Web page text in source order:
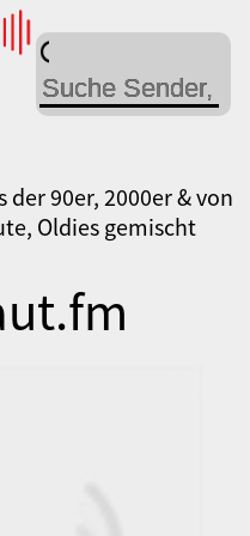
---
der 90er, 2000er & von
Oldies gemischt